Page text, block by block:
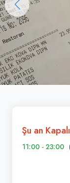
Şu an Kapalı
11:00 - 23:00